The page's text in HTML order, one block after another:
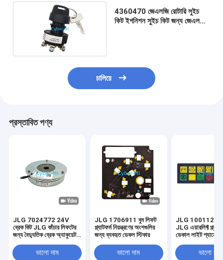
4360470 জেএলজি রোটারি সুইচ
কিট ইগনিশন সুইচ কিট জন্য জেএলজি
চালিয়ে
প্রস্তাবিত পণ্য
JLG 7024772 24V
ব্রেক কিট JLG কাঁচার লিফটের
জন্য বৈদ্যুতিক ব্রেক অ্যাকুয়েটর
ভালো দাম
JLG 1706911 বুম লিফট
প্ল্যাটফর্ম নিয়ন্ত্রণের অংশগুলির
জন্য ব্যবহৃত ডেকল স্টিকার
ভালো দাম
JLG
JLG এয়ারলিফ্ট
ডেকাল লাইট প্যানেল
ভালো দাম